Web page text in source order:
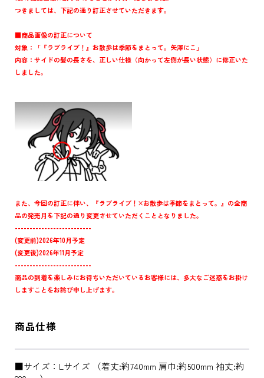
つきましては、下記の通り訂正させていただきます。
■商品画像の訂正について
対象：「『ラブライブ！』お散歩は季節をまとって。矢澤にこ」
内容：サイドの髪の長さを、正しい仕様（向かって左側が長い状態）に修正いた
しました。
また、今回の訂正に伴い、『ラブライブ！×お散歩は季節をまとって。』の全商
品の発売月を下記の通り変更させていただくこととなりました。
--------------------------
(変更前)2026年10月予定
(変更後)2026年11月予定
--------------------------
商品の到着を楽しみにお待ちいただいているお客様には、多大なご迷惑をお掛け
しますことをお詫び申し上げます。
商品仕様
■サイズ：Lサイズ （着丈:約740mm 肩巾:約500mm 袖丈:約